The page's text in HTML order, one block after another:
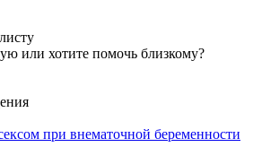
или хотите помочь близкому?
при внематочной беременности